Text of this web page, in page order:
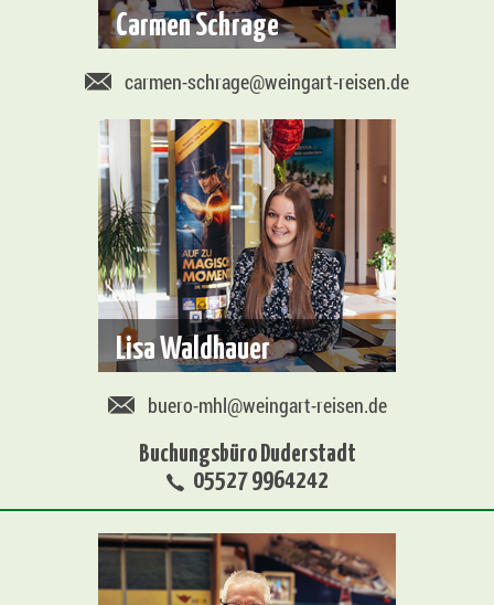
Carmen Schrage
carmen-schrage@weingart-reisen.de
Lisa Waldhauer
buero-mhl@weingart-reisen.de
Buchungsbüro Duderstadt
05527 9964242